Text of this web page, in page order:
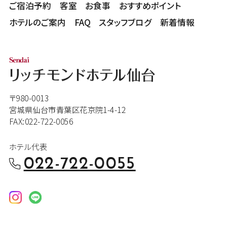
ご宿泊予約 客室 お食事
おすすめポイント
ホテルのご案内
FAQ スタッフブログ 新着情報
〒980-0013
宮城県仙台市青葉区花京院1-4-12
FAX:022-722-0056
ホテル代表
022-722-0055